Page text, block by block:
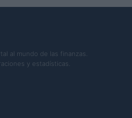
al mundo de las finanzas.
y estadísticas.